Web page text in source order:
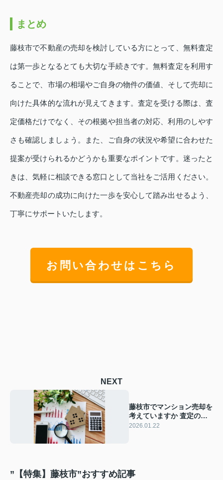
まとめ
藤枝市で不動産の売却を検討している方にとって、無料査定
は第一歩となるとても大切な手続きです。無料査定を利用す
ることで、市場の相場やご自身の物件の価値、そして売却に
向けた具体的な流れが見えてきます。査定を受ける際は、査
定価格だけでなく、その根拠や担当者の対応、利用のしやす
さも確認しましょう。また、ご自身の状況や希望に合わせた
提案が受けられるかどうかも重要なポイントです。迷ったと
きは、気軽に相談できる窓口として当社をご活用ください。
不動産売却の成功に向けた一歩を安心して踏み出せるよう、
丁寧にサポートいたします。
お問い合わせはこちら
NEXT
藤枝市でマンション売却を
考えていますか 査定の流
れや相場情報も紹介
2026.01.22
”【特集】藤枝市”おすすめ記事